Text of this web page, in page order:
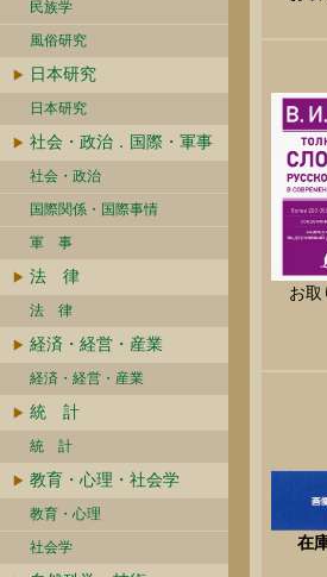
民族学
風俗研究
日本研究
日本研究
社会・政治．国際・軍事
社会・政治
国際関係・国際事情
軍 事
法 律
法 律
経済・経営・産業
経済・経営・産業
統 計
統 計
教育・心理・社会学
教育・心理
社会学
お取
在